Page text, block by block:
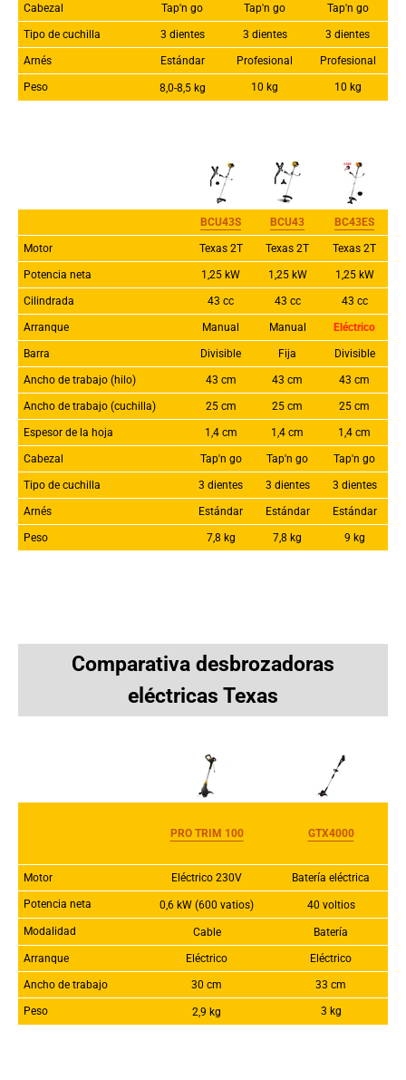
Cabezal Tap'n go Tap'n go Tap'n go
Tipo de cuchilla 3 dientes 3 dientes 3 dientes
Arnés Estándar Profesional Profesional
Peso 8,0-8,5 kg 10 kg 10 kg
BCU43S BCU43 BC43ES
Motor Texas 2T Texas 2T Texas 2T
Potencia neta 1,25 kW 1,25 kW 1,25 kW
Cilindrada 43 cc 43 cc 43 cc
Arranque Manual Manual Eléctrico
Barra Divisible Fija Divisible
Ancho de trabajo (hilo) 43 cm 43 cm 43 cm
Ancho de trabajo (cuchilla) 25 cm 25 cm 25 cm
Espesor de la hoja 1,4 cm 1,4 cm 1,4 cm
Cabezal Tap'n go Tap'n go Tap'n go
Tipo de cuchilla 3 dientes 3 dientes 3 dientes
Arnés Estándar Estándar Estándar
Peso 7,8 kg 7,8 kg 9 kg
Comparativa desbrozadoras
eléctricas Texas
PRO TRIM 100 GTX4000
Motor Eléctrico 230V Batería eléctrica
Potencia neta 0,6 kW (600 vatios) 40 voltios
Modalidad Cable Batería
Arranque Eléctrico Eléctrico
Ancho de trabajo 30 cm 33 cm
Peso 2,9 kg 3 kg